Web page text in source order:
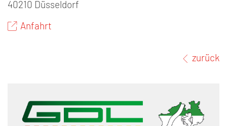
40210 Düsseldorf
Anfahrt
zurück